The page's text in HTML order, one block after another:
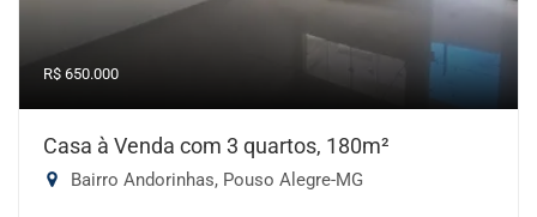
R$ 650.000
Casa à Venda com 3 quartos, 180m²
Bairro Andorinhas, Pouso Alegre-MG